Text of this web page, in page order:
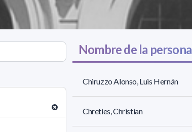
Nombre de la persona
Chiruzzo Alonso, Luis Hernán
Chreties, Christian